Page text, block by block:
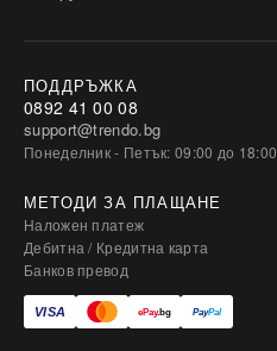
ПОДДРЪЖКА
0892 41 00 08
support@trendo.bg
Понеделник - Петък: 09:00 до 18:00
МЕТОДИ ЗА ПЛАЩАНЕ
Наложен платеж
Дебитна / Кредитна карта
Банков превод